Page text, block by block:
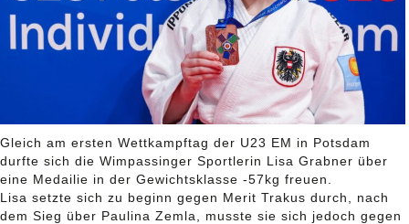
Gleich am ersten Wettkampftag der U23 EM in Potsdam
durfte sich die Wimpassinger Sportlerin Lisa Grabner über
eine Medailie in der Gewichtsklasse -57kg freuen.
Lisa setzte sich zu beginn gegen Merit Trakus durch, nach
dem Sieg über Paulina Zemla, musste sie sich jedoch gegen